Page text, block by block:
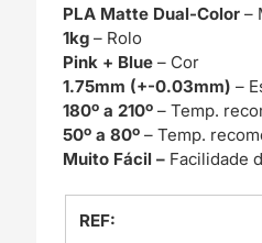
PLA Matte Dual-Color–
1kg – Rolo
Pink + Blue– Cor
1.75mm (+-0.03mm)–
180º a 210º– Temp.
50º a 80º– Temp.
Muito Fácil – Facilidade
REF: